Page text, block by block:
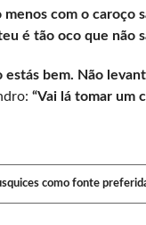
menos com o caroço
é tão oco que não
estás bem. Não
“Vai lá tomar um
como fonte